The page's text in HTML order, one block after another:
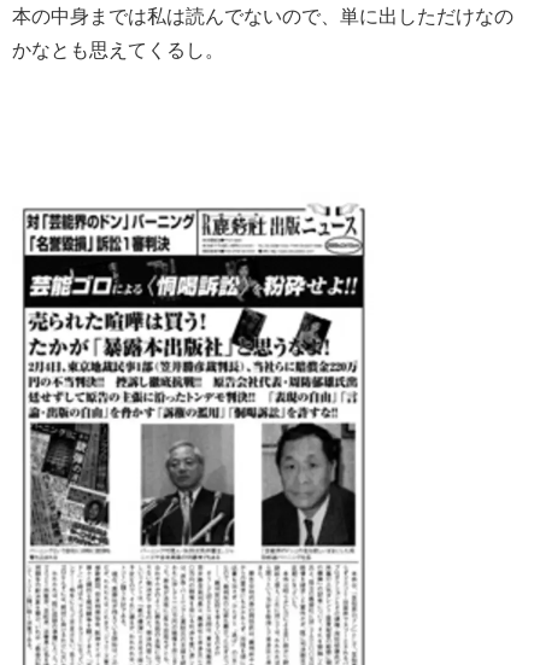
本の中身までは私は読んでないので、単に出しただけなの
かなとも思えてくるし。